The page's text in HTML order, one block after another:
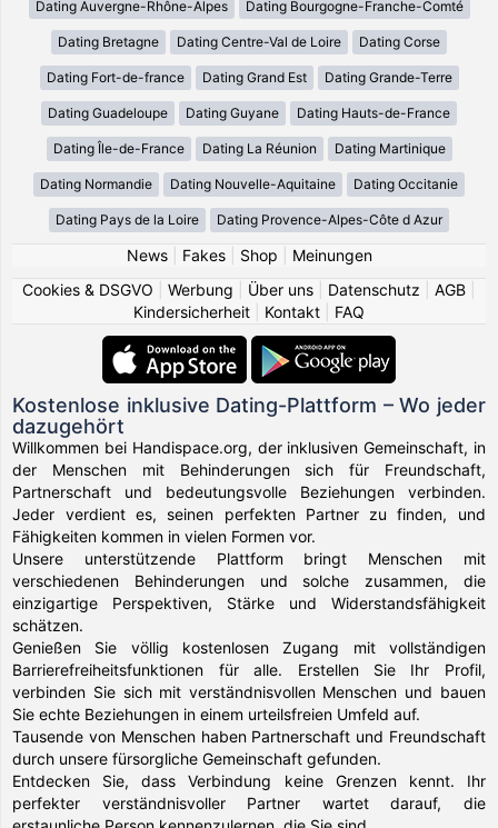
Dating Auvergne-Rhône-Alpes Dating Bourgogne-Franche-Comté
Dating Bretagne Dating Centre-Val de Loire Dating Corse
Dating Fort-de-france Dating Grand Est Dating Grande-Terre
Dating Guadeloupe Dating Guyane Dating Hauts-de-France
Dating Île-de-France Dating La Réunion Dating Martinique
Dating Normandie Dating Nouvelle-Aquitaine Dating Occitanie
Dating Pays de la Loire Dating Provence-Alpes-Côte d Azur
News| Fakes| Shop
Meinungen
Cookies & DSGVO
Werbung Über uns Datenschutz AGB
Kindersicherheit
Kontakt FAQ
Kostenlose inklusive Dating-Plattform – Wo jeder
dazugehört
Willkommen bei Handispace.org, der inklusiven Gemeinschaft, in
der Menschen mit Behinderungen sich für Freundschaft,
Partnerschaft und bedeutungsvolle Beziehungen verbinden.
Jeder verdient es, seinen perfekten Partner zu finden, und
Fähigkeiten kommen in vielen Formen vor.
Unsere unterstützende Plattform bringt Menschen mit
verschiedenen Behinderungen und solche zusammen, die
einzigartige Perspektiven, Stärke und Widerstandsfähigkeit
schätzen.
Genießen Sie völlig kostenlosen Zugang mit vollständigen
Barrierefreiheitsfunktionen für alle. Erstellen Sie Ihr Profil,
verbinden Sie sich mit verständnisvollen Menschen und bauen
Sie echte Beziehungen in einem urteilsfreien Umfeld auf.
Tausende von Menschen haben Partnerschaft und Freundschaft
durch unsere fürsorgliche Gemeinschaft gefunden.
Entdecken Sie, dass Verbindung keine Grenzen kennt. Ihr
perfekter verständnisvoller Partner wartet darauf, die